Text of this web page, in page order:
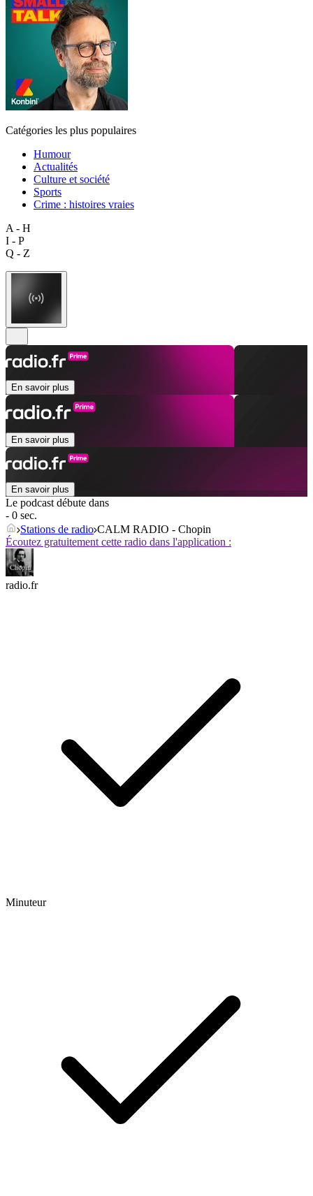
Catégories les plus populaires
Humour
Actualités
Culture et société
Sports
Crime : histoires vraies
A - H
I - P
Q - Z
En savoir plus
En savoir plus
En savoir plus
Le podcast débute dans
- 0 sec.
Stations de radio CALM RADIO - Chopin
Écoutez gratuitement cette radio dans l'application :
radio.fr
Minuteur